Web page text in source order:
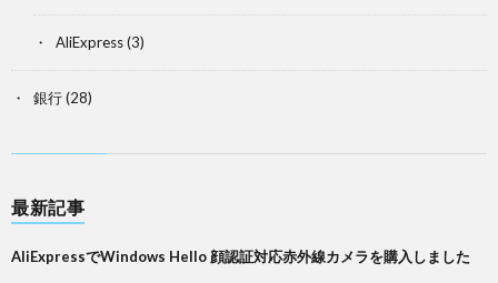
AliExpress(3)
銀行(28)
最新記事
AliExpressでWindows Hello 顔認証対応赤外線カメラを購入しました